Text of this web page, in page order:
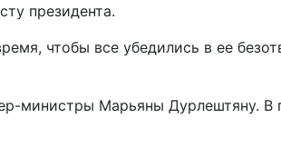
президента.
чтобы все убедились в ее
министры Марьяны Дурлештяну. В